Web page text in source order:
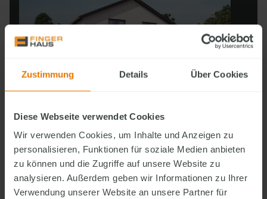
Zustimmung Details Über Cookies
Diese Webseite verwendet Cookies
Wir verwenden Cookies, um Inhalte und Anzeigen zu
personalisieren, Funktionen für soziale Medien anbieten
zu können und die Zugriffe auf unsere Website zu
analysieren. Außerdem geben wir Informationen zu Ihrer
Verwendung unserer Website an unsere Partner für
Abbildung ähnlich
Hausmontage live erleben
Jetzt unverbindlich Teilnahme an der Hausmontage
anfragen